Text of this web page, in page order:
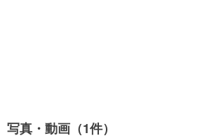
写真・動画（1件）